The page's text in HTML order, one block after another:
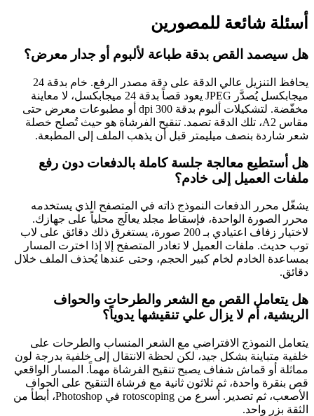
أسئلة شائعة للمصورين
هل سيصمد القص بدقة طباعة لألبوم أو جدار معرض؟
يحافظ التنزيل عالي الدقة على دقة مصدر الرفع. خام بدقة 24
ميجابكسل يُصدَّر JPEG يعود قصاً بدقة 24 ميجابكسل، لا معاينة
مخفّضة. لتشكيلات ألبوم بدقة 300 dpi أو مطبوعات معرض حتى
مقاس A2، تلك الدقة تصمد. تنقيح الفرشاة هو حيث تُصلح خصلة
شعر شاردة بنصف ميليمتر قبل أن يذهب الملف إلى المطبعة.
هل أستطيع معالجة جلسة كاملة بالدفعات دون رفع
ملفات العميل إلى خادم؟
يشغّل محرر الدفعات النموذج ذاته في المتصفح الذي يستخدمه
محرر الصورة الواحدة، فإسقاط مجلد يعالَج محلياً على جهازك.
لاختيار زفاف اعتيادي بـ 200 صورة، يستغرق ذلك دقائق على لاب
توب حديث. ملفات العميل لا تغادر المتصفح إلا إذا اخترت المسار
بمساعدة الخادم لخام كبير الحجم، وحتى عندها يُحذف الملف خلال
دقائق.
هل يتعامل القص مع الشعر والطرحات والحواف
الريشية، أم لا يزال علي تنقيشها يدوياً؟
يتعامل النموذج الافتراضي مع الشعر المنساب والطرحات على
خلفية متباينة بشكل جيد، لكن لحظة الانتقال إلى خلفية بدرجة لون
مماثلة أو قماش شفاف يصبح تنقيح الفرشاة مهماً. المسار الواقعي
قص بنقرة واحدة، ثم ثلاثون ثانية مع فرشاة التنقيح على الحواف
الأصعب، ثم تصدير. أسرع من rotoscoping في Photoshop، أبطأ من
الثقة بزر واحد.